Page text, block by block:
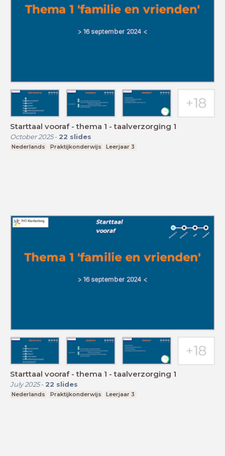
Starttaal vooraf - thema 1 - taalverzorging 1
October 2025- 22 slides
Nederlands Praktijkonderwijs Leerjaar 3
Starttaal vooraf - thema 1 - taalverzorging 1
July 2025- 22 slides
Nederlands Praktijkonderwijs Leerjaar 3